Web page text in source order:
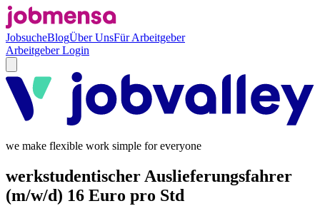
JobsucheBlogÜber UnsFür Arbeitgeber
Arbeitgeber Login
we make flexible work simple for everyone
werkstudentischer Auslieferungsfahrer
(m/w/d) 16 Euro pro Std